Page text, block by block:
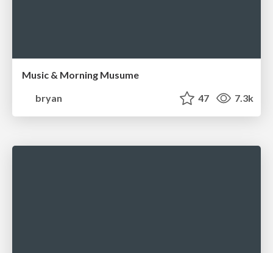
Music & Morning Musume
bryan
47 7.3k